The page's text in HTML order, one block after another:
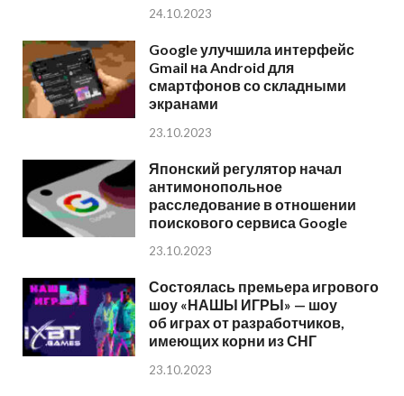
24.10.2023
Google улучшила интерфейс
Gmail на Android для
смартфонов со складными
экранами
23.10.2023
Японский регулятор начал
антимонопольное
расследование в отношении
поискового сервиса Google
23.10.2023
Состоялась премьера игрового
шоу «НАШЫ ИГРЫ» — шоу
об играх от разработчиков,
имеющих корни из СНГ
23.10.2023